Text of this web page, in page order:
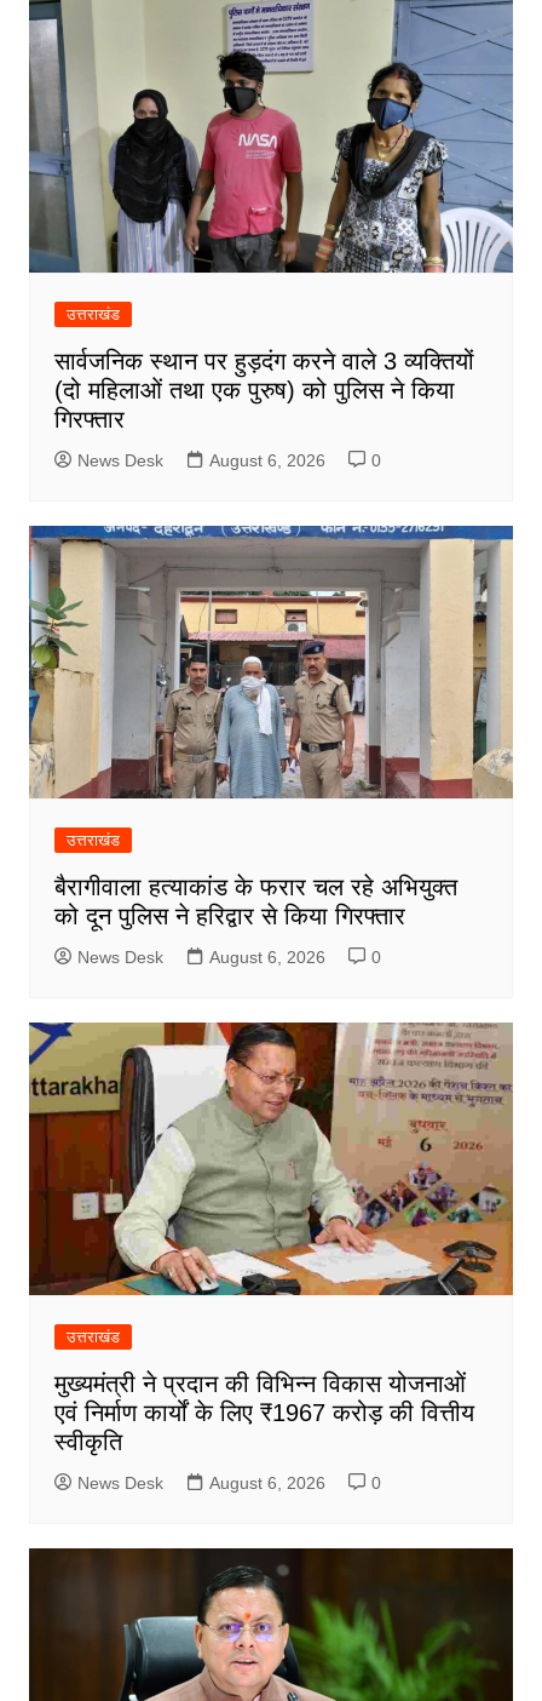
उत्तराखंड
सार्वजनिक स्थान पर हुड़दंग करने वाले 3 व्यक्तियों
(दो महिलाओं तथा एक पुरुष) को पुलिस ने किया
गिरफ्तार
News Desk August 6, 2026 0
उत्तराखंड
बैरागीवाला हत्याकांड के फरार चल रहे अभियुक्त
को दून पुलिस ने हरिद्वार से किया गिरफ्तार
News Desk August 6, 2026 0
उत्तराखंड
मुख्यमंत्री ने प्रदान की विभिन्न विकास योजनाओं
एवं निर्माण कार्यों के लिए ₹1967 करोड़ की वित्तीय
स्वीकृति
News Desk August 6, 2026 0